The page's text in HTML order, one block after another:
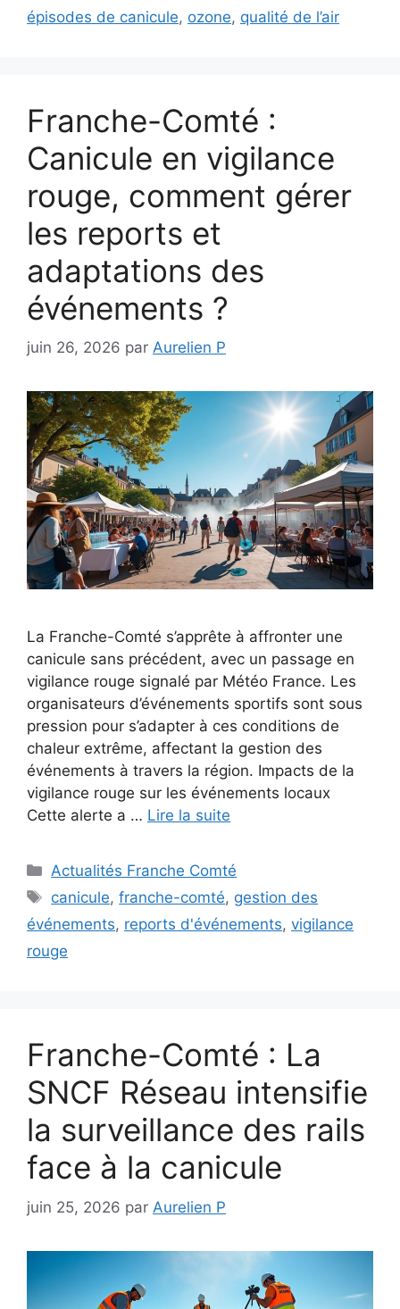
épisodes de canicule, ozone, qualité de l’air
Franche-Comté :
Canicule en vigilance
rouge, comment gérer
les reports et
adaptations des
événements ?
juin 26, 2026 par Aurelien P
La Franche-Comté s’apprête à affronter une
canicule sans précédent, avec un passage en
vigilance rouge signalé par Météo France. Les
organisateurs d’événements sportifs sont sous
pression pour s’adapter à ces conditions de
chaleur extrême, affectant la gestion des
événements à travers la région. Impacts de la
vigilance rouge sur les événements locaux
Cette alerte a … Lire la suite
Catégories
Actualités Franche Comté
Étiquettes
canicule,franche-comté, gestion des
événements, reports d'événements, vigilance
rouge
Franche-Comté : La
SNCF Réseau intensifie
la surveillance des rails
face à la canicule
juin 25, 2026 par Aurelien P